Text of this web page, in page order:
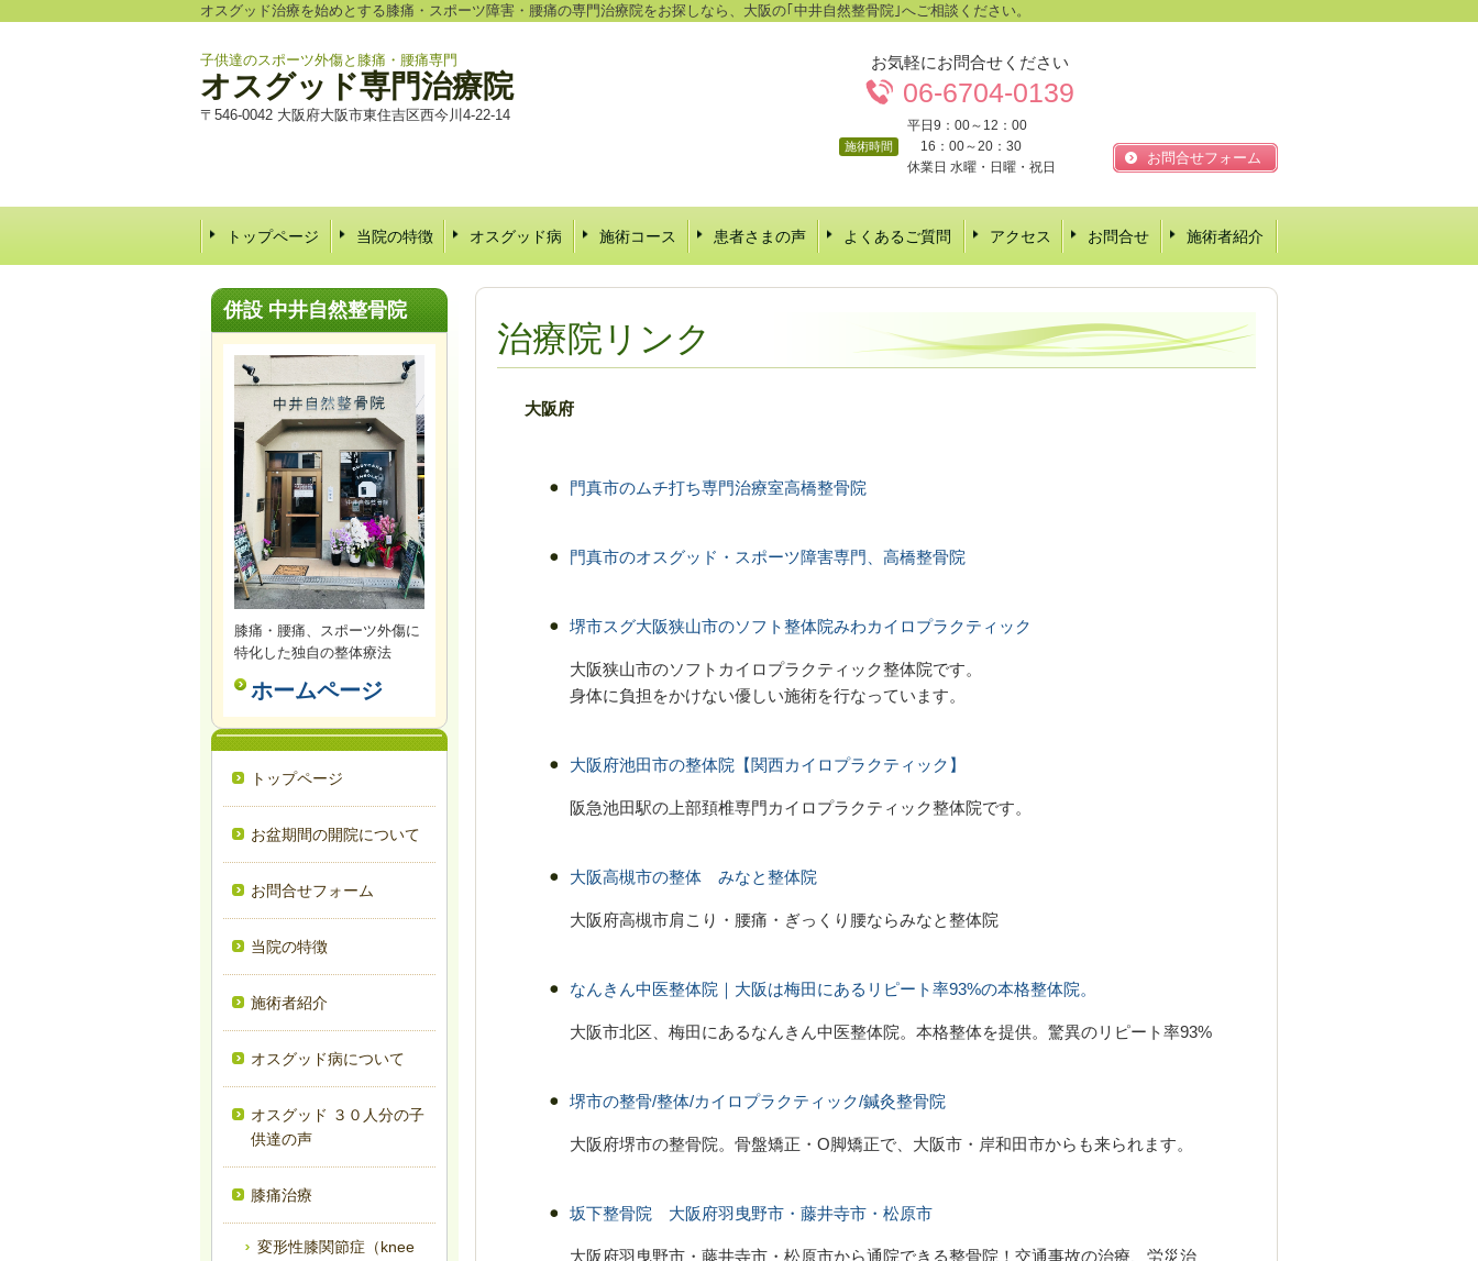
オスグッド治療を始めとする膝痛・スポーツ障害・腰痛の専門治療院をお探しなら、大阪の｢中井自然整骨院｣へご相談ください。
子供達のスポーツ外傷と膝痛・腰痛専門
オスグッド専門治療院
〒546-0042 大阪府大阪市東住吉区西今川4-22-14
お気軽にお問合せください
06-6704-0139
施術時間
平日9：00～12：00
16：00～20：30
休業日 水曜・日曜・祝日
お問合せフォーム
トップページ 当院の特徴 オスグッド病 施術コース 患者さまの声 よくあるご質問 アクセス お問合せ 施術者紹介
治療院リンク
大阪府
門真市のムチ打ち専門治療室高橋整骨院
門真市のオスグッド・スポーツ障害専門、高橋整骨院
堺市スグ大阪狭山市のソフト整体院みわカイロプラクティック
大阪狭山市のソフトカイロプラクティック整体院です。
身体に負担をかけない優しい施術を行なっています。
大阪府池田市の整体院【関西カイロプラクティック】
阪急池田駅の上部頚椎専門カイロプラクティック整体院です。
大阪高槻市の整体 みなと整体院
大阪府高槻市肩こり・腰痛・ぎっくり腰ならみなと整体院
なんきん中医整体院｜大阪は梅田にあるリピート率93%の本格整体院。
大阪市北区、梅田にあるなんきん中医整体院。本格整体を提供。驚異のリピート率93%
堺市の整骨/整体/カイロプラクティック/鍼灸整骨院
大阪府堺市の整骨院。骨盤矯正・O脚矯正で、大阪市・岸和田市からも来られます。
坂下整骨院 大阪府羽曳野市・藤井寺市・松原市
大阪府羽曳野市・藤井寺市・松原市から通院できる整骨院！交通事故の治療、労災治
併設 中井自然整骨院
膝痛・腰痛、スポーツ外傷に
特化した独自の整体療法
ホームページ
トップページ
お盆期間の開院について
お問合せフォーム
当院の特徴
施術者紹介
オスグッド病について
オスグッド ３０人分の子
供達の声
膝痛治療
変形性膝関節症（knee